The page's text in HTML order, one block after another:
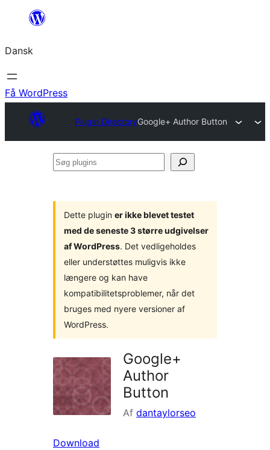
Spring
indhold
Dansk
Få WordPress
Plugin DirectoryGoogle+ Author Button
Søg
Dette plugin er ikke blevet testet
med de seneste 3 større udgivelser
af WordPress. Det vedligeholdes
eller understøttes muligvis ikke
længere og kan have
kompatibilitetsproblemer, når det
bruges med nyere versioner af
WordPress.
Google+
Author
Button
Af dantaylorseo
Download